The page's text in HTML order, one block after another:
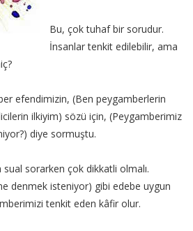
Bu, çok tuhaf bir sorudur.
İnsanlar tenkit edilebilir, ama
efendimizin, (Ben peygamberlerin
ilkiyim) sözü için, (Peygamberimiz
diye sormuştu.
sual sorarken çok dikkatli olmalı.
denmek isteniyor) gibi edebe uygun
tenkit eden kâfir olur.